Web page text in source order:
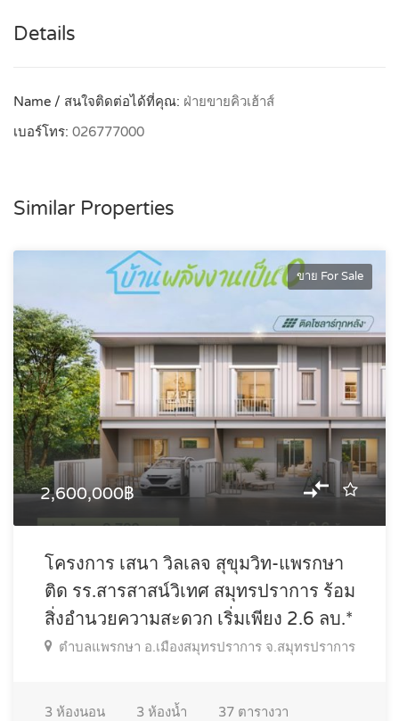
Details
Name / สนใจติดต่อได้ที่คุณ: ฝ่ายขายคิวเฮ้าส์
เบอร์โทร: 026777000
Similar Properties
ขาย For Sale
2,600,000฿
โครงการ เสนา วิลเลจ สุขุมวิท-แพรกษา
ติด รร.สารสาสน์วิเทศ สมุทรปราการ ร้อม
สิ่งอำนวยความสะดวก เริ่มเพียง 2.6 ลบ.*
ตำบลแพรกษา อ.เมืองสมุทรปราการ จ.สมุทรปราการ
3 ห้องนอน 3 ห้องน้ำ 37 ตารางวา